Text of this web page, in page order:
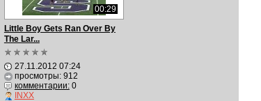
00:29
Little Boy Gets Ran Over By
The Lar...
27.11.2012 07:24
просмотры: 912
комментарии:0
INXX